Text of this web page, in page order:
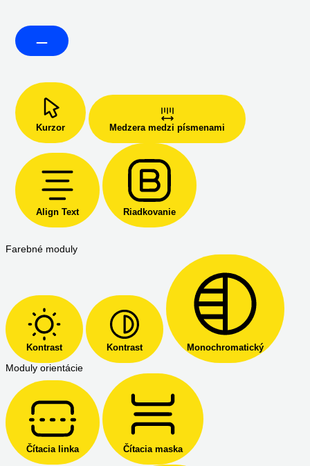
Kurzor Medzera medzi písmenami
Align Text Riadkovanie
Farebné moduly
Kontrast Kontrast
Monochromatický
Moduly orientácie
Čítacia linka Čítacia maska